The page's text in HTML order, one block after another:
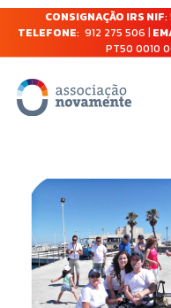
CONSIGNAÇÃO IRS NIF:
TELEFONE: 912 275 506 |
PT50 0010